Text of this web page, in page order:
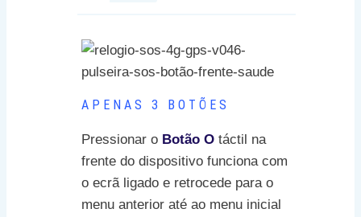
APENAS 3 BOTÕES
Pressionar o Botão O táctil na
frente do dispositivo funciona com
o ecrã ligado e retrocede para o
menu anterior até ao menu inicial